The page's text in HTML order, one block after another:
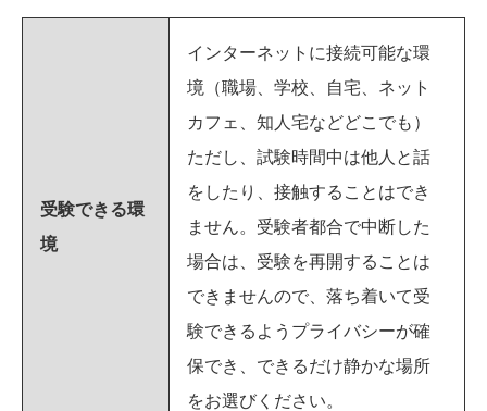
受験できる環
境
インターネットに接続可能な環
境（職場、学校、自宅、ネット
カフェ、知人宅などどこでも）
ただし、試験時間中は他人と話
をしたり、接触することはでき
ません。受験者都合で中断した
場合は、受験を再開することは
できませんので、落ち着いて受
験できるようプライバシーが確
保でき、できるだけ静かな場所
をお選びください。